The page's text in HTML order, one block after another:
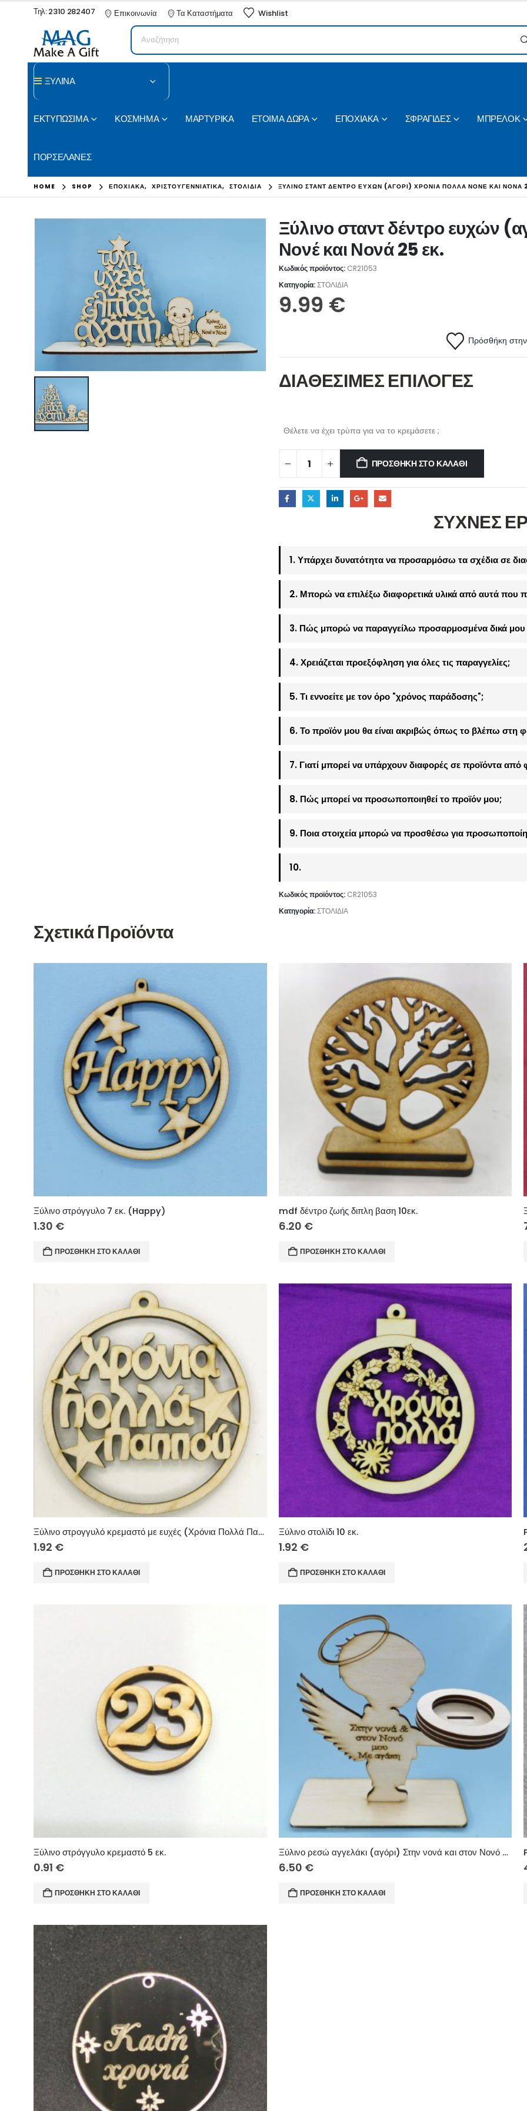
Τηλ: 2310 282407 Επικοινωνία Τα Καταστήματα Wishlist
ΞΥΛΙΝΑ
ΕΚΤΥΠΩΣΙΜΑ ΚΟΣΜΗΜΑ ΜΑΡΤΥΡΙΚΑ ΕΤΟΙΜΑ ΔΩΡΑ ΕΠΟΧΙΑΚΑ ΣΦΡΑΓΙΔΕΣ ΜΠΡΕΛΟΚ
ΠΟΡΣΕΛΑΝΕΣ
HOME SHOP ΕΠΟΧΙΑΚΑ, ΧΡΙΣΤΟΥΓΕΝΝΙΑΤΙΚΑ, ΣΤΟΛΙΔΙΑ ΞΎΛΙΝΟ ΣΤΑΝΤ ΔΈΝΤΡΟ ΕΥΧΏΝ (ΑΓΌΡΙ) ΧΡΌΝΙΑ ΠΟΛΛΆ ΝΟΝΈ ΚΑΙ ΝΟΝΆ
Ξύλινο σταντ δέντρο ευχών
Νονέ και Νονά 25 εκ.
Κωδικός προϊόντος: CR21053
Κατηγορία:ΣΤΟΛΙΔΙΑ
9.99 €
Πρόσθήκη στην
ΔΙΑΘΕΣΙΜΕΣ ΕΠΙΛΟΓΕΣ
Θέλετε να έχει τρύπα για να το κρεμάσετε ;
ΠΡΟΣΘΉΚΗ ΣΤΟ ΚΑΛΆΘΙ
ΣΥΧΝΕΣ
1. Υπάρχει δυνατότητα να προσαρμόσω τα σχέδια σε
2. Μπορώ να επιλέξω διαφορετικά υλικά από αυτά που
3. Πώς μπορώ να παραγγείλω προσαρμοσμένα δικά μου
4. Χρειάζεται προεξόφληση για όλες τις παραγγελίες;
5. Τι εννοείτε με τον όρο "χρόνος παράδοσης";
6. Το προϊόν μου θα είναι ακριβώς όπως το βλέπω στη
7. Γιατί μπορεί να υπάρχουν διαφορές σε προϊόντα από
8. Πώς μπορεί να προσωποποιηθεί το προϊόν μου;
9. Ποια στοιχεία μπορώ να προσθέσω για
10.
Κωδικός προϊόντος: CR21053
Κατηγορία:ΣΤΟΛΙΔΙΑ
Σχετικά Προϊόντα
Ξύλινο στρόγγυλο 7 εκ. (Happy)
1.30 €
ΠΡΟΣΘΉΚΗ ΣΤΟ ΚΑΛΆΘΙ
mdf δέντρο ζωής διπλη βαση 10εκ.
6.20 €
ΠΡΟΣΘΉΚΗ ΣΤΟ ΚΑΛΆΘΙ
Ξύλινο στρογγυλό κρεμαστό με ευχές (Χρόνια Πολλά Παππού) 10 εκ.
1.92 €
ΠΡΟΣΘΉΚΗ ΣΤΟ ΚΑΛΆΘΙ
Ξύλινο στολίδι 10 εκ.
1.92 €
ΠΡΟΣΘΉΚΗ ΣΤΟ ΚΑΛΆΘΙ
Ξύλινο στρόγγυλο κρεμαστό 5 εκ.
0.91 €
ΠΡΟΣΘΉΚΗ ΣΤΟ ΚΑΛΆΘΙ
Ξύλινο ρεσώ αγγελάκι (αγόρι) Στην νονά και στον Νονό μου Με αγάπη 15 εκ.
6.50 €
ΠΡΟΣΘΉΚΗ ΣΤΟ ΚΑΛΆΘΙ